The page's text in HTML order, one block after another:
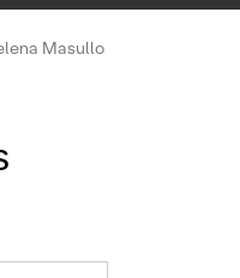
Masullo